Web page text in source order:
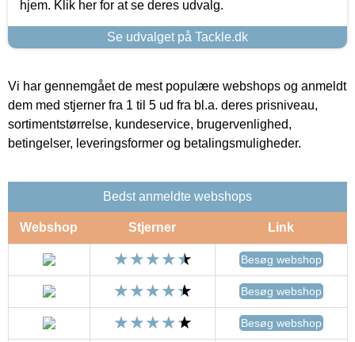
hjem. Klik her for at se deres udvalg.
Se udvalget på Tackle.dk
Vi har gennemgået de mest populære webshops og anmeldt
dem med stjerner fra 1 til 5 ud fra bl.a. deres prisniveau,
sortimentstørrelse, kundeservice, brugervenlighed,
betingelser, leveringsformer og betalingsmuligheder.
Bedst anmeldte webshops
Webshop Stjerner Link
Besøg webshop
Besøg webshop
Besøg webshop